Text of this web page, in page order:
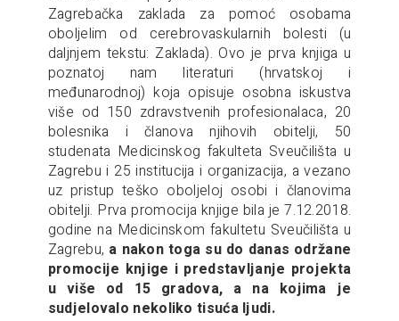
Zagrebačka zaklada za pomoć osobama
oboljelim od cerebrovaskularnih bolesti (u
daljnjem tekstu: Zaklada). Ovo je prva knjiga u
poznatoj nam literaturi (hrvatskoj i
međunarodnoj) koja opisuje osobna iskustva
više od 150 zdravstvenih profesionalaca, 20
bolesnika i članova njihovih obitelji, 50
studenata Medicinskog fakulteta Sveučilišta u
Zagrebu i 25 institucija i organizacija, a vezano
uz pristup teško oboljeloj osobi i članovima
obitelji. Prva promocija knjige bila je 7.12.2018.
godine na Medicinskom fakultetu Sveučilišta u
Zagrebu, a nakon toga su do danas održane
promocije knjige i predstavljanje projekta
u više od 15 gradova, a na kojima je
sudjelovalo nekoliko tisuća ljudi.